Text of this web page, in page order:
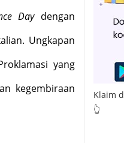
Daydengan
. Ungkapan
yang
kegembiraan
Klaim
👆